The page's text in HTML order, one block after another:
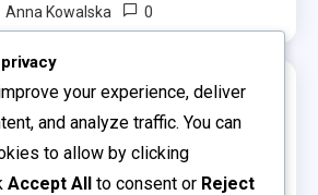
Anna Kowalska 0
your experience, deliver
and analyze traffic. You can
to allow by clicking
Accept All to consent or Reject